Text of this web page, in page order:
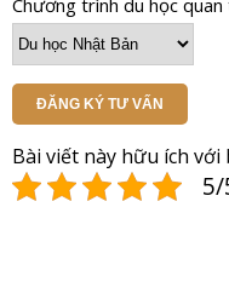
Chương trình du học
ĐĂNG KÝ TƯ VẤN
Bài viết này hữu ích với